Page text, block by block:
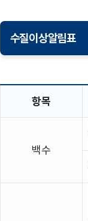
수질이상알림표
항
항목
백수